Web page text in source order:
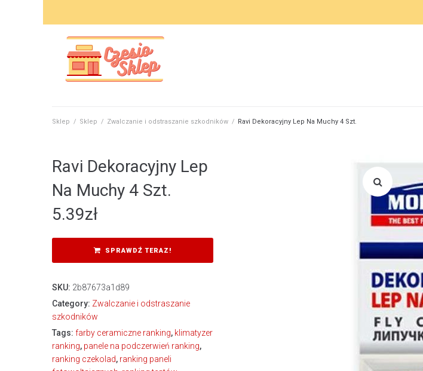
Sklep / Sklep / Zwalczanie i odstraszanie szkodników / Ravi Dekoracyjny Lep Na Muchy 4 Szt.
Ravi Dekoracyjny Lep
Na Muchy 4 Szt.
5.39zł
SPRAWDŹ TERAZ!
SKU: 2b87673a1d89
Category: Zwalczanie i odstraszanie
szkodników
Tags: farby ceramiczne ranking, klimatyzer
ranking, panele na podczerwień ranking,
ranking czekolad, ranking paneli